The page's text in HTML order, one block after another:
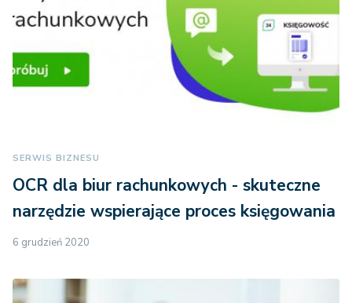
SERWIS BIZNESU
OCR dla biur rachunkowych - skuteczne
narzędzie wspierające proces księgowania
6 grudzień 2020